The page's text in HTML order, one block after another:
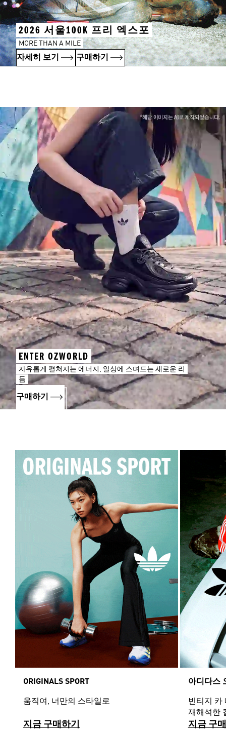
2026 서울100K 프리 엑스포
MORE THAN A MILE
자세히 보기 구매하기
ENTER OZWORLD
자유롭게 펼쳐지는 에너지, 일상에 스며드는 새로운 리
듬
구매하기
ORIGINALS SPORT
움직여, 너만의 스타일로
지금 구매하기
아디다스
빈티지 카
재해석한
지금 구